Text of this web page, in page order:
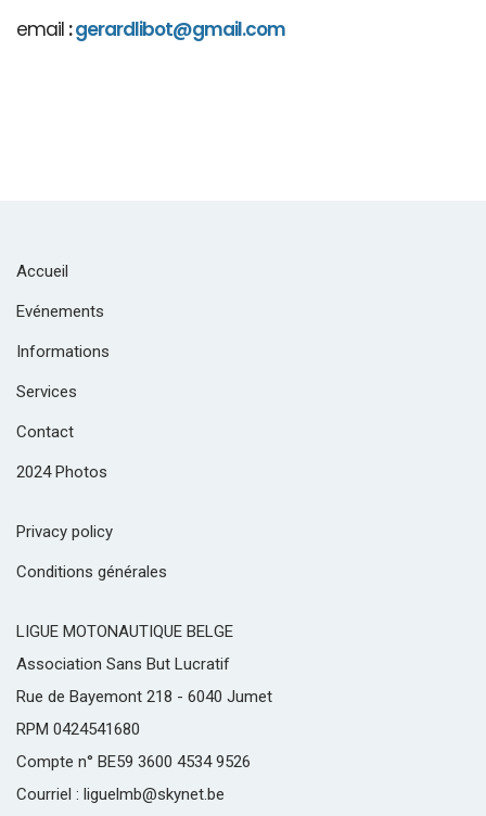
email :gerardlibot@gmail.com
Accueil
Evénements
Informations
Services
Contact
2024 Photos
Privacy policy
Conditions générales
LIGUE MOTONAUTIQUE BELGE
Association Sans But Lucratif
Rue de Bayemont 218 - 6040 Jumet
RPM 0424541680
Compte n° BE59 3600 4534 9526
Courriel : liguelmb@skynet.be